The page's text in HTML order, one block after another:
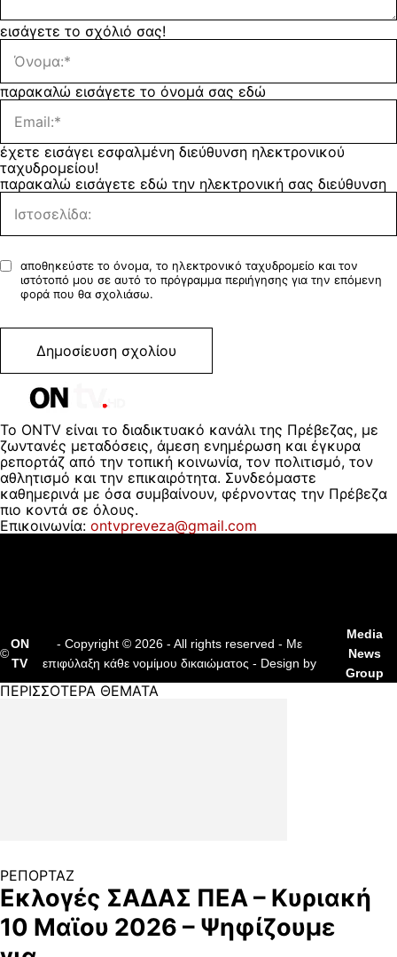
εισάγετε το σχόλιό σας!
παρακαλώ εισάγετε το όνομά σας εδώ
έχετε εισάγει εσφαλμένη διεύθυνση ηλεκτρονικού
ταχυδρομείου!
παρακαλώ εισάγετε εδώ την ηλεκτρονική σας διεύθυνση
αποθηκεύστε το όνομα, το ηλεκτρονικό ταχυδρομείο και τον
ιστότοπό μου σε αυτό το πρόγραμμα περιήγησης για την επόμενη
φορά που θα σχολιάσω.
Το ONTV είναι το διαδικτυακό κανάλι της Πρέβεζας, με
ζωντανές μεταδόσεις, άμεση ενημέρωση και έγκυρα
ρεπορτάζ από την τοπική κοινωνία, τον πολιτισμό, τον
αθλητισμό και την επικαιρότητα. Συνδεόμαστε
καθημερινά με όσα συμβαίνουν, φέρνοντας την Πρέβεζα
πιο κοντά σε όλους.
Επικοινωνία: ontvpreveza@gmail.com
©
ON
TV
- Copyright © 2026 - All rights reserved - Με
επιφύλαξη κάθε νομίμου δικαιώματος - Design by
Media
News
Group
ΠΕΡΙΣΣΟΤΕΡΑ ΘΕΜΑΤΑ
ΡΕΠΟΡΤΑΖ
Εκλογές ΣΑΔΑΣ ΠΕΑ – Κυριακή
10 Μαϊου 2026 – Ψηφίζουμε